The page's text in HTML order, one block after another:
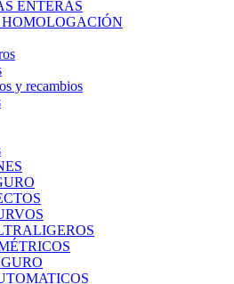
ENTERAS
y recambios